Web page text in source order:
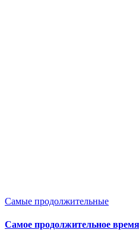
Опубликовано
Самые продолжительные
Самое продолжительное